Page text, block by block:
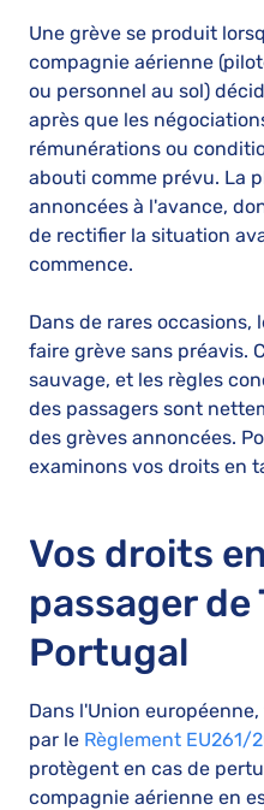
Une grève se produit
compagnie aérienne
ou personnel au sol)
après que les
rémunérations ou
abouti comme prévu. La
annoncées à l'avance,
de rectifier la situation
commence.
Dans de rares
faire grève sans préavis.
sauvage, et les règles
des passagers sont
des grèves annoncées.
examinons vos droits en
Vos droits
passager de
Portugal
Dans l'Union
par le Règlement EU261/
protègent en cas de
compagnie aérienne en